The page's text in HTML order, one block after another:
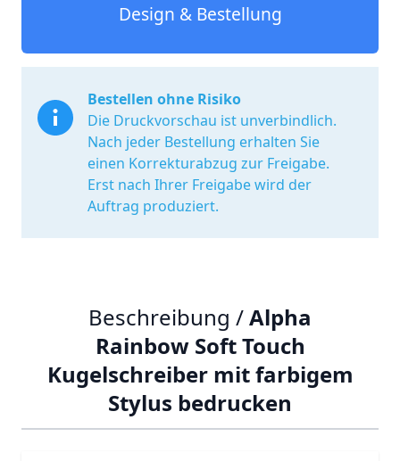
Design & Bestellung
Bestellen ohne Risiko
Die Druckvorschau ist unverbindlich.
Nach jeder Bestellung erhalten Sie
einen Korrekturabzug zur Freigabe.
Erst nach Ihrer Freigabe wird der
Auftrag produziert.
Beschreibung /Alpha
Rainbow Soft Touch
Kugelschreiber mit farbigem
Stylus bedrucken